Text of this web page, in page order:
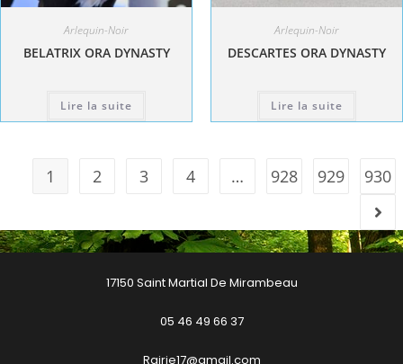
Arlequin-Noir
BELATRIX ORA DYNASTY
Lire la suite
Arlequin-Noir
DESCARTES ORA DYNASTY
Lire la suite
1 2 3 4 … 928 929 930
17150 Saint Martial De Mirambeau
05 46 49 66 37
Rairie17@gmail.com